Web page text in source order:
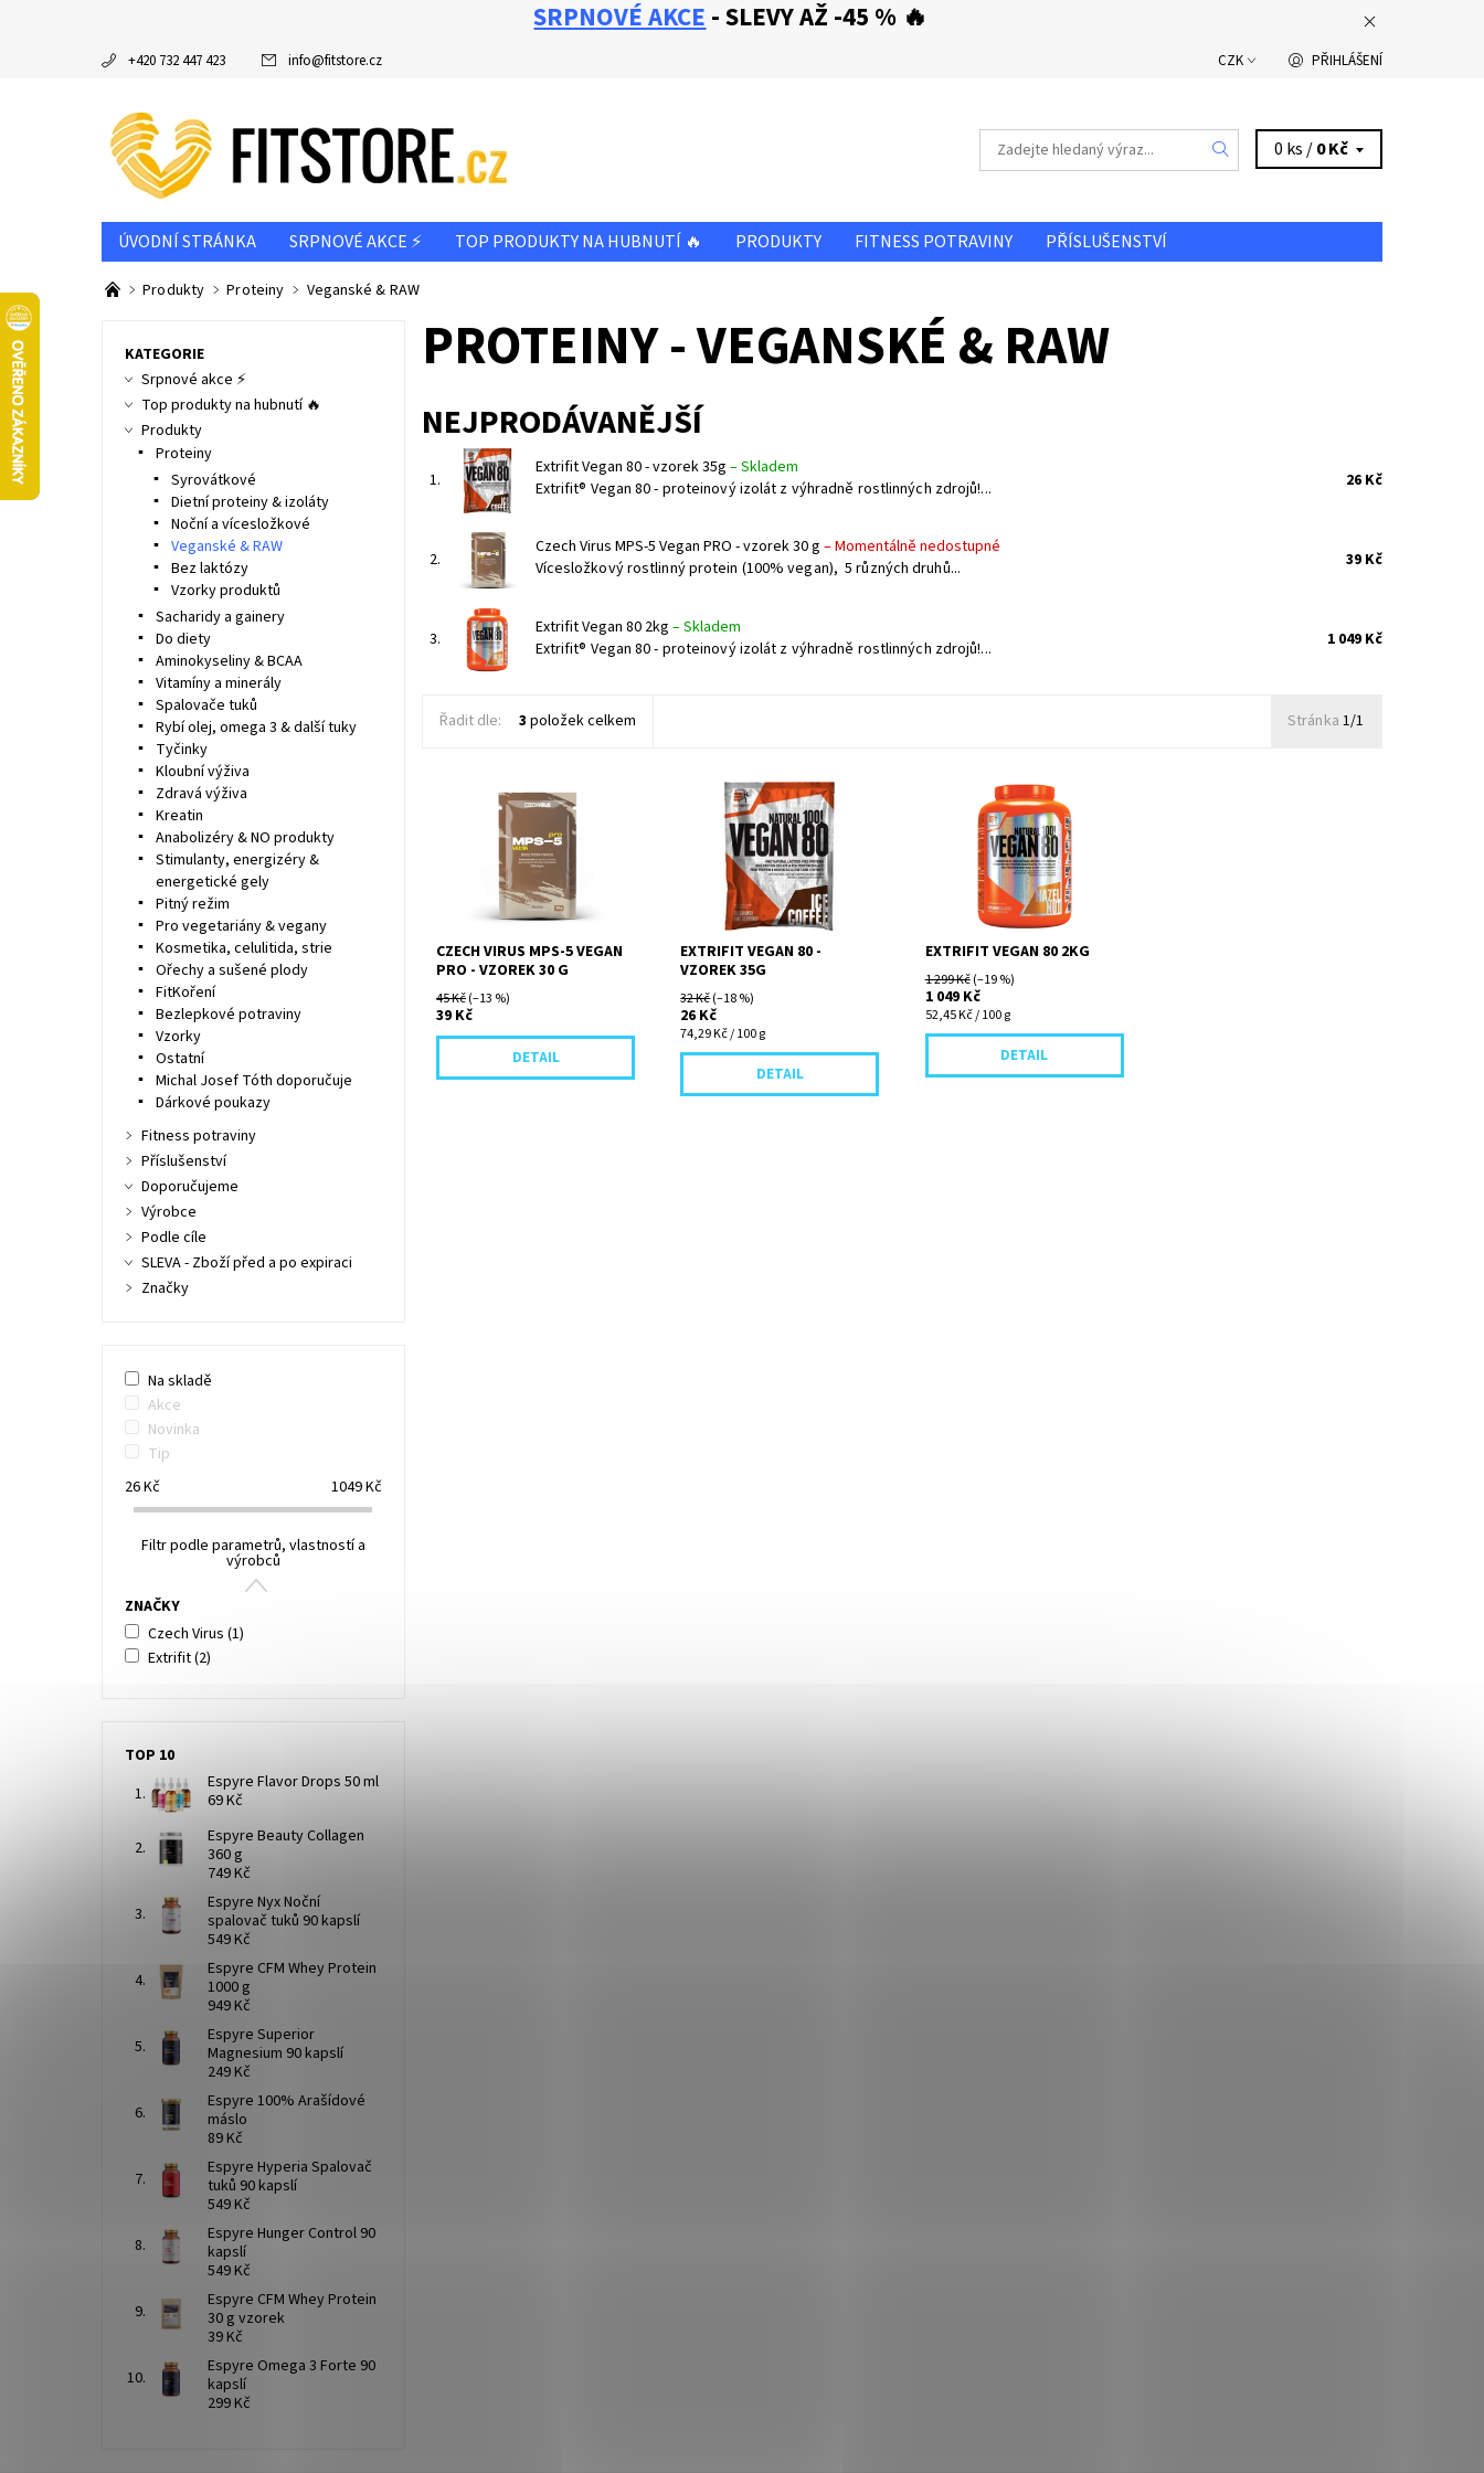
SRPNOVÉ AKCE - SLEVY AŽ -45 % 🔥
+420 732 447 423 info@fitstore.cz CZK PŘIHLÁŠENÍ
0 ks /0 Kč
ÚVODNÍ STRÁNKA SRPNOVÉ AKCE ⚡ TOP PRODUKTY NA HUBNUTÍ 🔥 PRODUKTY FITNESS POTRAVINY
PŘÍSLUŠENSTVÍ
DOPORUČUJEME
VÝROBCE PODLE CÍLE
NAPIŠTE NÁM
Produkty Proteiny Veganské & RAW
PROTEINY - VEGANSKÉ & RAW
NEJPRODÁVANĚJŠÍ
1.
Extrifit Vegan 80 - vzorek 35g –Skladem
Extrifit® Vegan 80 - proteinový izolát z výhradně rostlinných zdrojů!...
26 Kč
2.
Czech Virus MPS-5 Vegan PRO - vzorek 30 g –Momentálně nedostupné
Vícesložkový rostlinný protein (100% vegan), 5 různých druhů...
39 Kč
3.
Extrifit Vegan 80 2kg –Skladem
Extrifit® Vegan 80 - proteinový izolát z výhradně rostlinných zdrojů!...
1 049 Kč
Řadit dle: 3 položek celkem Stránka 1/1
Vícesložkový rostlinný
protein (100% vegan), 5
různých druhů bílkovin +
přidané enzymy
CZECH VIRUS MPS-5 VEGAN
PRO - VZOREK 30 G
45 Kč(–13 %)
39 Kč
DETAIL
Extrifit® Vegan 80 - proteinový
izolát z výhradně rostlinných
zdrojů! Neobsahuje laktózu!
Vynikající alternativa k
syrovátkovým...
EXTRIFIT VEGAN 80 -
VZOREK 35G
32 Kč(–18 %)
26 Kč
74,29 Kč / 100 g
DETAIL
Extrifit® Vegan 80 - proteinový
izolát z výhradně rostlinných
zdrojů! Neobsahuje laktózu!
Vynikající alternativa k
syrovátkovým...
EXTRIFIT VEGAN 80 2KG
1 299 Kč(–19 %)
1 049 Kč
52,45 Kč / 100 g
DETAIL
KATEGORIE
Srpnové akce ⚡
Top produkty na hubnutí 🔥
Produkty
Proteiny
Syrovátkové
Dietní proteiny & izoláty
Noční a vícesložkové
Veganské & RAW
Bez laktózy
Vzorky produktů
Sacharidy a gainery
Do diety
Aminokyseliny & BCAA
Vitamíny a minerály
Spalovače tuků
Rybí olej, omega 3 & další tuky
Tyčinky
Kloubní výživa
Zdravá výživa
Kreatin
Anabolizéry & NO produkty
Stimulanty, energizéry &
energetické gely
Pitný režim
Pro vegetariány & vegany
Kosmetika, celulitida, strie
Ořechy a sušené plody
FitKoření
Bezlepkové potraviny
Vzorky
Ostatní
Michal Josef Tóth doporučuje
Dárkové poukazy
Fitness potraviny
Příslušenství
Doporučujeme
Výrobce
Podle cíle
SLEVA - Zboží před a po expiraci
Značky
Na skladě
Akce
Novinka
Tip
26Kč 1049Kč
Filtr podle parametrů, vlastností a
výrobců
ZNAČKY
Czech Virus (1)
Extrifit(2)
TOP 10
Espyre Flavor Drops 50 ml
69 Kč
Espyre Beauty Collagen
360 g
749 Kč
Espyre Nyx Noční
spalovač tuků 90 kapslí
549 Kč
Espyre CFM Whey Protein
1000 g
949 Kč
Espyre Superior
Magnesium 90 kapslí
249 Kč
Espyre 100% Arašídové
máslo
89 Kč
Espyre Hyperia Spalovač
tuků 90 kapslí
549 Kč
Espyre Hunger Control 90
kapslí
549 Kč
Espyre CFM Whey Protein
30 g vzorek
39 Kč
Espyre Omega 3 Forte 90
kapslí
299 Kč